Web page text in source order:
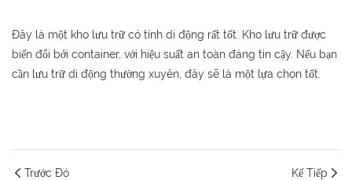
Đây là một kho lưu trữ có tính di động rất tốt. Kho lưu trữ được
biến đổi bởi container, với hiệu suất an toàn đáng tin cậy. Nếu bạn
cần lưu trữ di động thường xuyên, đây sẽ là một lựa chọn tốt.
Trước Đó Kế Tiếp